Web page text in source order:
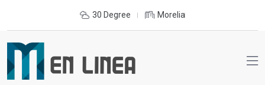
30 Degree Morelia